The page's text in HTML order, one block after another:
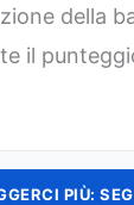
della
il
PIÙ: